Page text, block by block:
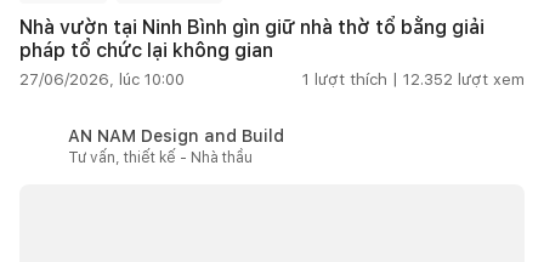
Nhà vườn tại Ninh Bình gìn giữ nhà thờ tổ bằng giải
pháp tổ chức lại không gian
27/06/2026, lúc 10:00 1 lượt thích | 12.352 lượt xem
AN NAM Design and Build
Tư vấn, thiết kế - Nhà thầu